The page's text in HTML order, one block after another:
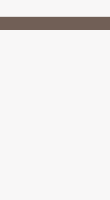
のびょうとハー